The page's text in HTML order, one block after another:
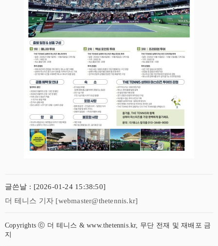
글쓴날 : [2026-01-24 15:38:50]
더 테니스 기자 [webmaster@thetennis.kr]
Copyrights ⓒ 더 테니스 & www.thetennis.kr, 무단 전재 및 재배포 금
지